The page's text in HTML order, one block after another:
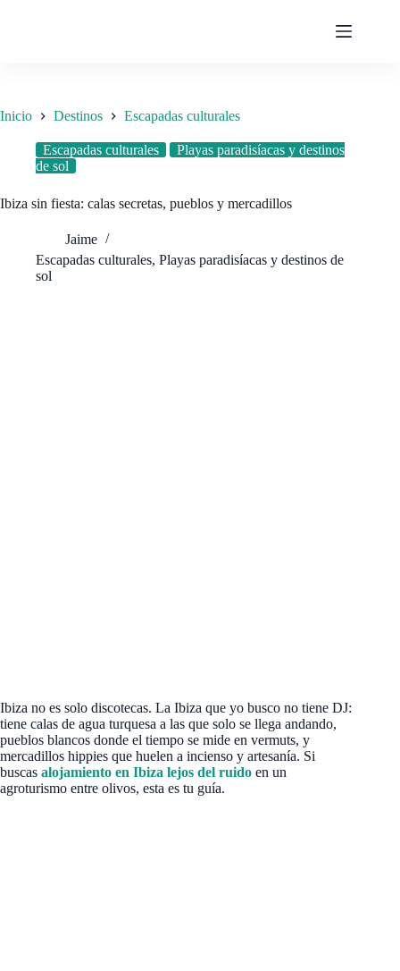
Inicio Destinos Escapadas culturales
Escapadas culturales
Playas paradisíacas y destinos
de sol
Ibiza sin fiesta: calas secretas, pueblos y mercadillos
Jaime
Escapadas culturales, Playas paradisíacas y destinos de
sol
Ibiza no es solo discotecas. La Ibiza que yo busco no tiene DJ:
tiene calas de agua turquesa a las que solo se llega andando,
pueblos blancos donde el tiempo se mide en vermuts, y
mercadillos hippies que huelen a incienso y artesanía. Si
buscas alojamiento en Ibiza lejos del ruido en un
agroturismo entre olivos, esta es tu guía.